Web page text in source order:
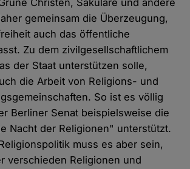
Christen, Säkulare und andere
gemeinsam die Überzeugung,
auch das öffentliche
Zu dem zivilgesellschaftlichem
der Staat unterstützen solle,
die Arbeit von Religions- und
So ist es völlig
Berliner Senat beispielsweise die
Nacht der Religionen" unterstützt.
muss es aber sein,
verschieden Religionen und